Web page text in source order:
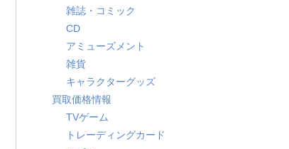
雑誌・コミック
CD
アミューズメント
雑貨
キャラクターグッズ
買取価格情報
TVゲーム
トレーディングカード